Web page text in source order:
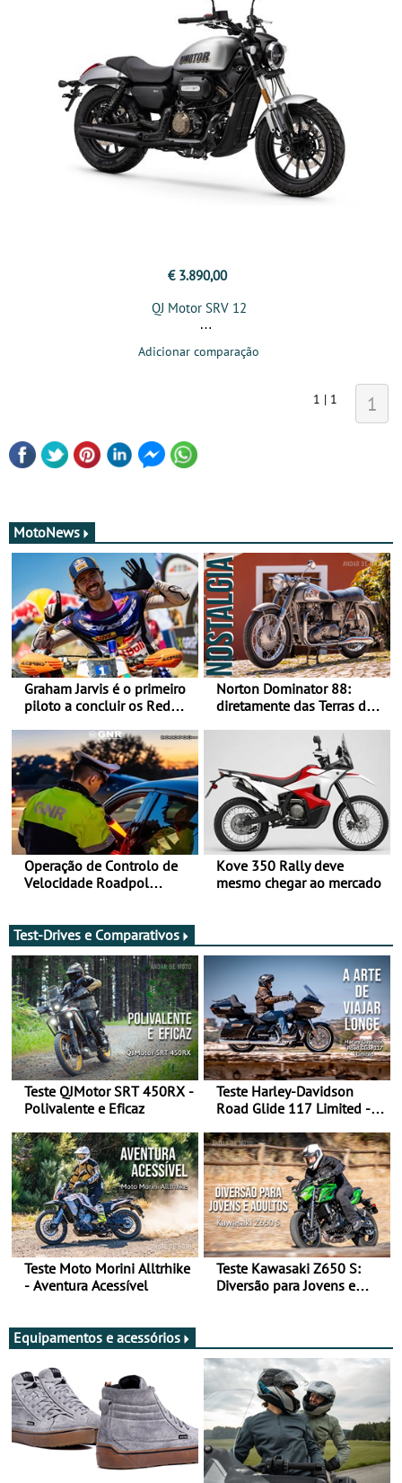
€ 3.890,00
QJ Motor SRV 12
Adicionar comparação
1 | 1 1
MotoNews
Graham Jarvis é o primeiro
piloto a concluir os Red
moto elétrica
Norton Dominator 88:
diretamente das Terras de
Operação de Controlo de
Velocidade Roadpol
Kove 350 Rally deve
mesmo chegar ao mercado
Test-Drives e Comparativos
Teste QJMotor SRT 450RX -
Polivalente e Eficaz
Teste Harley-Davidson
Road Glide 117 Limited - A
Teste Moto Morini Alltrhike
- Aventura Acessível
Teste Kawasaki Z650 S:
Diversão para Jovens e
Equipamentos e acessórios